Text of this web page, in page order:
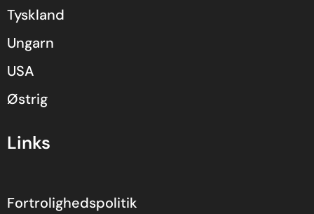
Tyskland
Ungarn
USA
Østrig
Links
Fortrolighedspolitik